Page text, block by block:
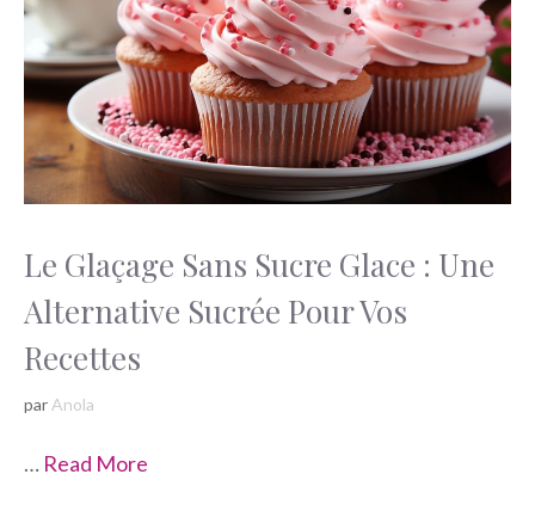
Le Glaçage Sans Sucre Glace : Une
Alternative Sucrée Pour Vos
Recettes
par Anola
… Read More